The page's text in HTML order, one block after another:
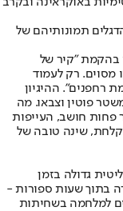
תמונותיהם של
בהקמת "קיר של
מסוים. רק לעמוד
רחפנים". ההיגיון
פוטין וצבאו. מה
פחות חושב, העייפות
שינה טובה של
גדולה בזמן
בתוך שעות ספורות -
למלחמה בשחיתות